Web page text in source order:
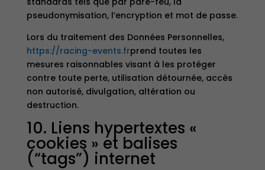
pseudonymisation, l’encryption et mot de passe.
Lors du traitement des Données Personnelles,
https://racing-events.frprend toutes les
mesures raisonnables visant à les protéger
contre toute perte, utilisation détournée, accès
non autorisé, divulgation, altération ou
destruction.
10. Liens hypertextes «
cookies » et balises
(“tags”) internet